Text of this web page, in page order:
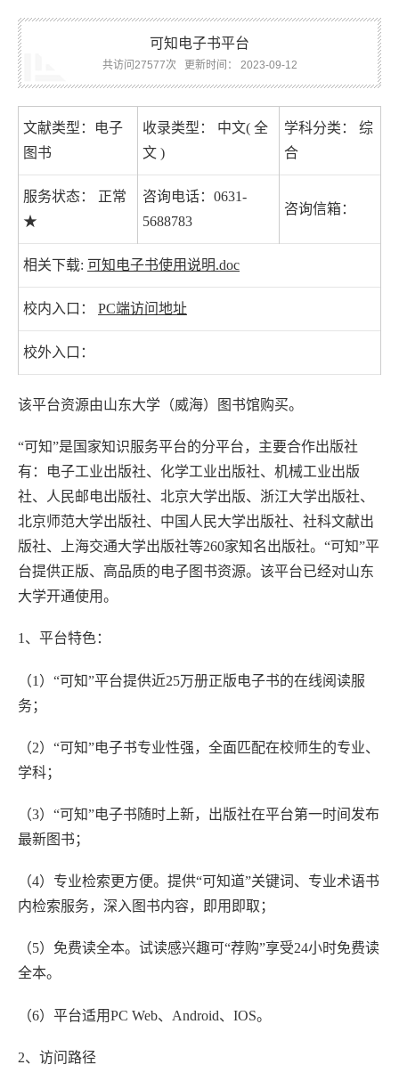
可知电子书平台
共访问27577次 更新时间： 2023-09-12
文献类型：电子
图书
收录类型： 中文( 全
文 )
学科分类： 综
合
服务状态： 正常
★
咨询电话：0631-
5688783
咨询信箱：
相关下载: 可知电子书使用说明.doc
校内入口： PC端访问地址
校外入口：
该平台资源由山东大学（威海）图书馆购买。
“可知”是国家知识服务平台的分平台，主要合作出版社
有：电子工业出版社、化学工业出版社、机械工业出版
社、人民邮电出版社、北京大学出版、浙江大学出版社、
北京师范大学出版社、中国人民大学出版社、社科文献出
版社、上海交通大学出版社等260家知名出版社。“可知”平
台提供正版、高品质的电子图书资源。该平台已经对山东
大学开通使用。
1、平台特色：
（1）“可知”平台提供近25万册正版电子书的在线阅读服
务；
（2）“可知”电子书专业性强，全面匹配在校师生的专业、
学科；
（3）“可知”电子书随时上新，出版社在平台第一时间发布
最新图书；
（4）专业检索更方便。提供“可知道”关键词、专业术语书
内检索服务，深入图书内容，即用即取；
（5）免费读全本。试读感兴趣可“荐购”享受24小时免费读
全本。
（6）平台适用PC Web、Android、IOS。
2、访问路径